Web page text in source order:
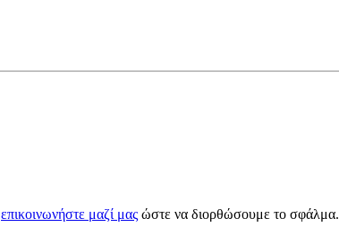
επικοινωνήστε μαζί μας ώστε να διορθώσουμε το σφάλμα.